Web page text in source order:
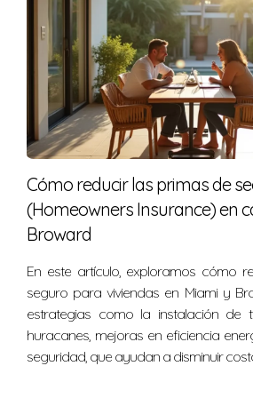
preguntas o necesitas orientación
certificaciones obligatorias de HUD,
ayudarte. No dudes en ponerte en
+17865477270.
Cómo reducir las primas de
(Homeowners Insurance) en
Broward
En este artículo, exploramos cómo
seguro para viviendas en Miami y
estrategias como la instalación de
huracanes, mejoras en eficiencia
seguridad, que ayudan a disminuir